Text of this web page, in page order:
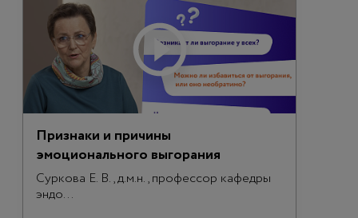
Признаки и причины
эмоционального выгорания
Суркова Е. В., д.м.н., профессор кафедры
эндо...